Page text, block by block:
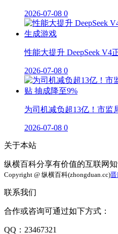
2026-07-08 0
性能大提升 DeepSeek V4
2026-07-08 0
为司机减负超13亿！市监
2026-07-08 0
关于本站
纵横百科分享有价值的互联网
Copyright @ 纵横百科(zhongduan.cc)晋
联系我们
合作或咨询可通过如下方式：
QQ：23467321